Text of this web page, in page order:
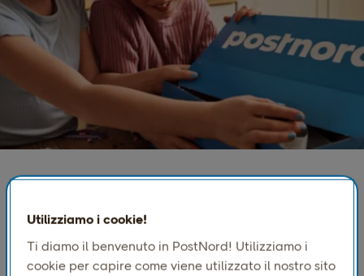
Consegna a domicilio realizzata
per garantire portata, affidabilità
e scalabilità
Utilizziamo i cookie!
Ti diamo il benvenuto in PostNord! Utilizziamo i
cookie per capire come viene utilizzato il nostro sito